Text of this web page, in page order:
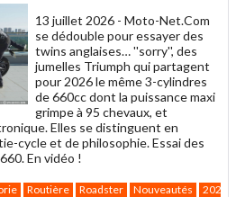
13 juillet 2026 - Moto-Net.Com
se dédouble pour essayer des
twins anglaises… ''sorry'', des
jumelles Triumph qui partagent
pour 2026 le même 3-cylindres
de 660cc dont la puissance maxi
grimpe à 95 chevaux, et
Elles se distinguent en
cycle et de philosophie. Essai des
En vidéo !
Routière Roadster Nouveautés
2026